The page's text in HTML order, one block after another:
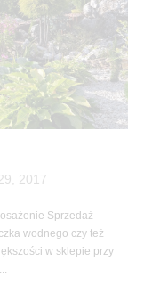
2017
Sprzedaż
wodnego czy też
w sklepie przy